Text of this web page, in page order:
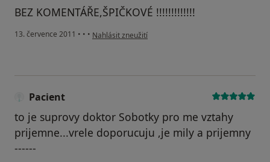
BEZ KOMENTÁŘE,ŠPIČKOVÉ !!!!!!!!!!!!!
13. července 2011 • • • podle názoru uživatele Pacient
Nahlásit zneužití
Pacient
to je suprovy doktor Sobotky pro me vztahy
prijemne...vrele doporucuju ,je mily a prijemny
------